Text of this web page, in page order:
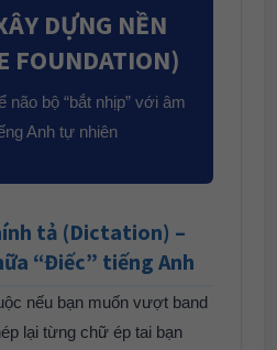
DỰNG NỀN
FOUNDATION)
não bộ “bắt nhịp” với âm
Anh tự nhiên
tả (Dictation) –
“Điếc” tiếng Anh
nếu bạn muốn vượt band
lại từng chữ ép tai bạn